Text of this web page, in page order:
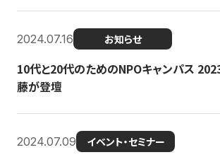
2024.07.16 お知らせ
10代と20代のためのNPOキャンパス
藤が登壇
2024.07.09 イベント・セミナー